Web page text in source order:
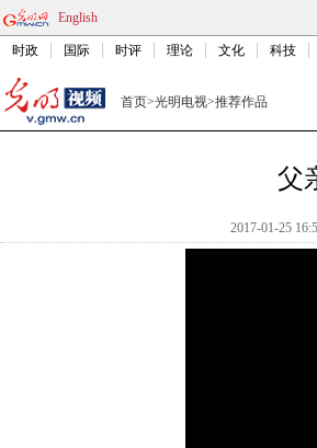
English
时政 国际 时评 理论 文化 科技
首页>光明电视>推荐作品
父
2017-01-25